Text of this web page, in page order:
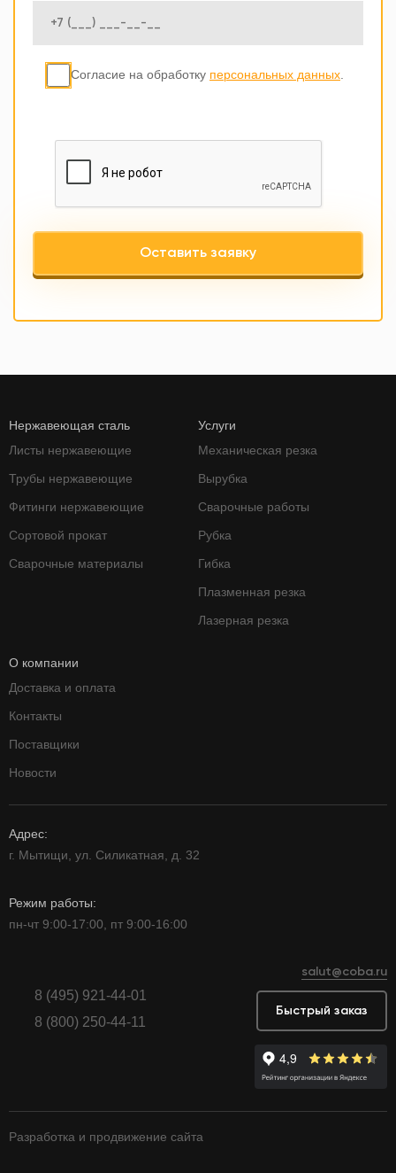
Согласие на обработку персональных данных.
Оставить заявку
Нержавеющая сталь
Листы нержавеющие
Трубы нержавеющие
Фитинги нержавеющие
Сортовой прокат
Сварочные материалы
Услуги
Механическая резка
Вырубка
Сварочные работы
Рубка
Гибка
Плазменная резка
Лазерная резка
О компании
Доставка и оплата
Контакты
Поставщики
Новости
Адрес:
г. Мытищи, ул. Силикатная, д. 32
Режим работы:
пн-чт 9:00-17:00, пт 9:00-16:00
8 (495) 921-44-01
8 (800) 250-44-11
salut@coba.ru
Быстрый заказ
Разработка и продвижение сайта